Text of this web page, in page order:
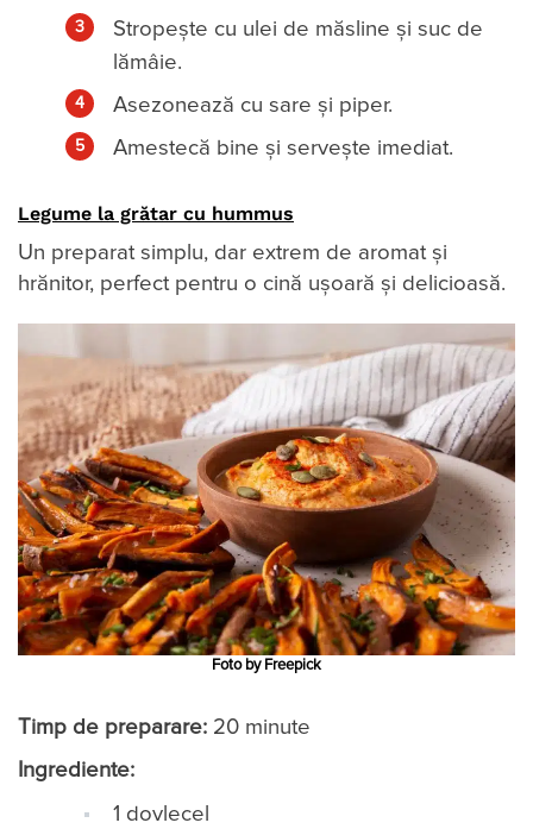
Stropește cu ulei de măsline și suc de
lămâie.
Asezonează cu sare și piper.
Amestecă bine și servește imediat.
Legume la grătar cu hummus
Un preparat simplu, dar extrem de aromat și
hrănitor, perfect pentru o cină ușoară și delicioasă.
Foto by Freepick
Timp de preparare: 20 minute
Ingrediente:
1 dovlecel